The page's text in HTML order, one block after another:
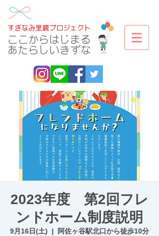
​ここからはじまる
あたらしいきずな
​すぎなみ里親プロジェクト
2023年度 第2回フレ
ンドホーム制度説明
9月16日(土)
  |
阿佐ヶ谷駅北口から徒歩10分